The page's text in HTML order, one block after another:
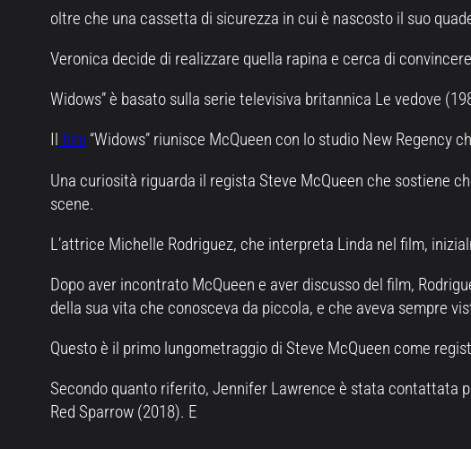
oltre che una cassetta di sicurezza in cui è nascosto il suo
Veronica decide di realizzare quella rapina e cerca di
Widows” è basato sulla serie televisiva britannica Le vedove
Il film “Widows” riunisce McQueen con lo studio New Regency
Una curiosità riguarda il regista Steve McQueen che sostiene
scene.
L’attrice Michelle Rodriguez, che interpreta Linda nel film,
Dopo aver incontrato McQueen e aver discusso del film,
della sua vita che conosceva da piccola, e che aveva sempre
Questo è il primo lungometraggio di Steve McQueen come
Secondo quanto riferito, Jennifer Lawrence è stata contattata
Red Sparrow (2018). E